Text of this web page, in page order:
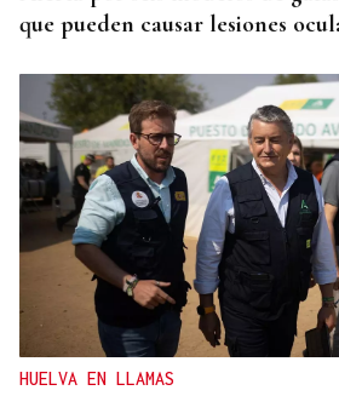
que pueden causar lesiones
HUELVA EN LLAMAS